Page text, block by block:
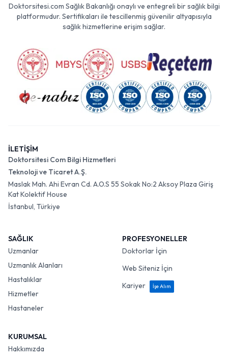
Doktorsitesi.com Sağlık Bakanlığı onaylı ve entegreli bir sağlık bilgi
platformudur. Sertifikaları ile tescillenmiş güvenilir altyapısıyla
sağlık hizmetlerine erişim sağlar.
İLETİŞİM
Doktorsitesi Com Bilgi Hizmetleri
Teknoloji ve Ticaret A.Ş.
Maslak Mah. Ahi Evran Cd. A.O.S 55 Sokak No:2 Aksoy Plaza Giriş
Kat Kolektif House
İstanbul, Türkiye
SAĞLIK
Uzmanlar
Uzmanlık Alanları
Hastalıklar
Hizmetler
Hastaneler
PROFESYONELLER
Doktorlar İçin
Web Siteniz İçin
Kariyer
İşe Alım
KURUMSAL
Hakkımızda